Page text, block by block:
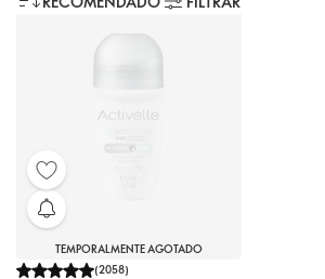
TEMPORALMENTE AGOTADO
(2058)